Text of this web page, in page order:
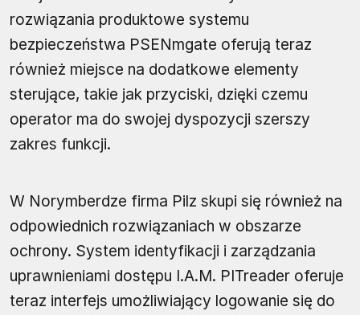
rozwiązania produktowe systemu
bezpieczeństwa PSENmgate oferują teraz
również miejsce na dodatkowe elementy
sterujące, takie jak przyciski, dzięki czemu
operator ma do swojej dyspozycji szerszy
zakres funkcji.
W Norymberdze firma Pilz skupi się również na
odpowiednich rozwiązaniach w obszarze
ochrony. System identyfikacji i zarządzania
uprawnieniami dostępu I.A.M. PITreader oferuje
teraz interfejs umożliwiający logowanie się do